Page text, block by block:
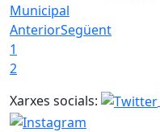
Municipal
AnteriorSegüent
1
2
Xarxes socials: